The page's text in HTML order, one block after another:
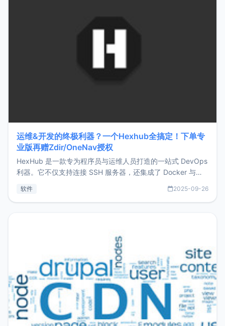
运维&开发的终极利器？一个Hexhub全搞定！下单专
业版再赠Zdir/OneNav授权
HexHub 是一款专为程序员与运维人员打造的一站式 DevOps
利器。它不仅支持连接 SSH 服务器，还集成了 Docker 与常
件间频繁切换，仅凭 HexHub 即可同时搞定运维与数据库操
软件 2025-09-26